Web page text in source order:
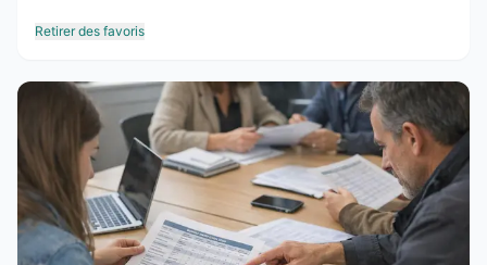
Retirer des favoris